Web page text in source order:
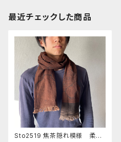
最近チェックした商品
Sto2519 焦茶隠れ模様 柔ら